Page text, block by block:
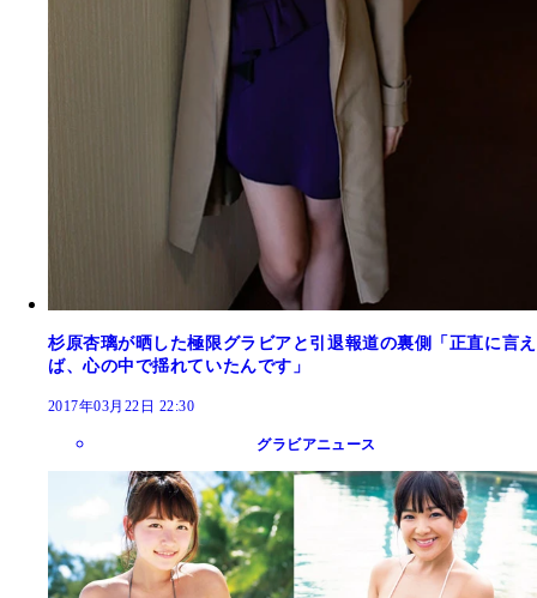
杉原杏璃が晒した極限グラビアと引退報道の裏側「正直に言え
ば、心の中で揺れていたんです」
2017年03月22日 22:30
グラビアニュース